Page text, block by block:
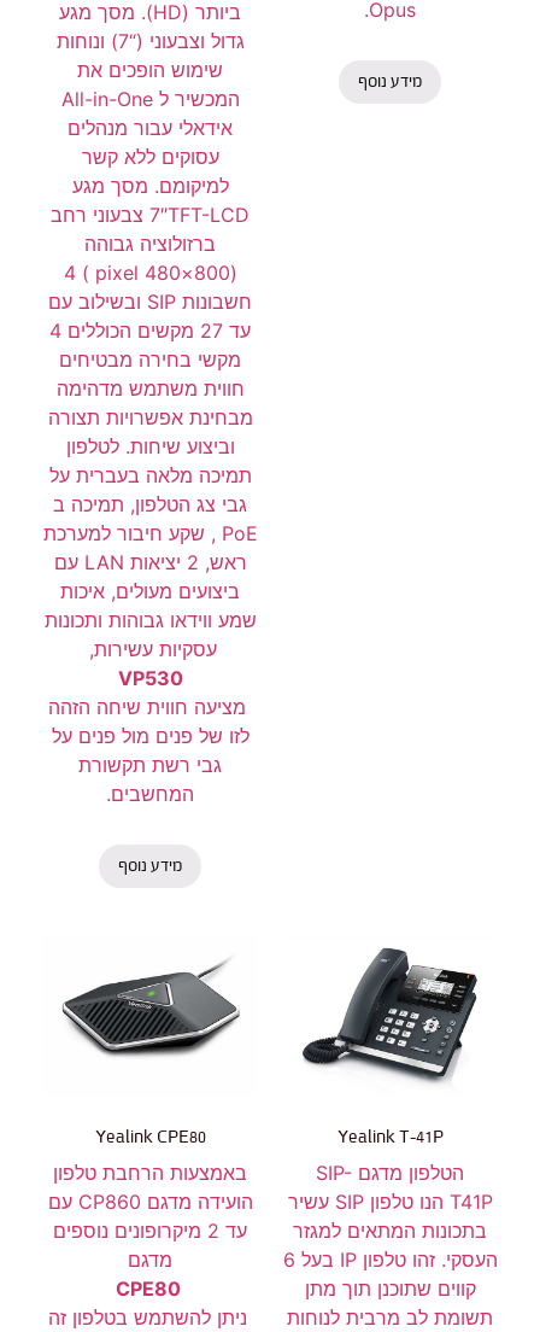
Opus.
מידע נוסף
ביותר (HD). מסך מגע
גדול וצבעוני (“7) ונוחות
שימוש הופכים את
המכשיר ל All-in-One
אידאלי עבור מנהלים
עסוקים ללא קשר
למיקומם. מסך מגע
7″TFT-LCD צבעוני רחב
ברזולוציה גבוהה
(800×480 pixel ) 4
חשבונות SIP ובשילוב עם
עד 27 מקשים הכוללים 4
מקשי בחירה מבטיחים
חווית משתמש מדהימה
מבחינת אפשרויות תצורה
וביצוע שיחות. לטלפון
תמיכה מלאה בעברית על
גבי צג הטלפון, תמיכה ב
PoE , שקע חיבור למערכת
ראש, 2 יציאות LAN עם
ביצועים מעולים, איכות
שמע ווידאו גבוהות ותכונות
עסקיות עשירות,
VP530
מציעה חווית שיחה הזהה
לזו של פנים מול פנים על
גבי רשת תקשורת
המחשבים.
מידע נוסף
Yealink T-41P
הטלפון מדגם SIP-
T41P הנו טלפון SIP עשיר
בתכונות המתאים למגזר
העסקי. זהו טלפון IP בעל 6
קווים שתוכנן תוך מתן
תשומת לב מרבית לנוחות
Yealink CPE80
באמצעות הרחבת טלפון
הועידה מדגם CP860 עם
עד 2 מיקרופונים נוספים
מדגם
CPE80
ניתן להשתמש בטלפון זה